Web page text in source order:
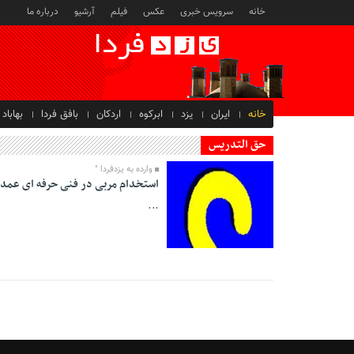
خانه سرویس خبری عکس فیلم آرشیو درباره ما
خانه ایران یزد ابرکوه اردکان بافق فردا بهاباد
حق التدریس
وارده به یزدفردا "
استخدام مربی در فنی حرفه ای
...